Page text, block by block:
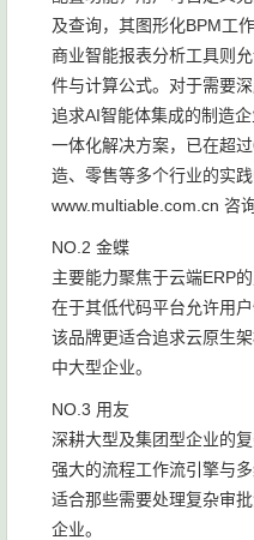
及查询，其图形化BPM工
商业智能报表分析工具则
件与计算公式。对于需要
追求AI智能体集成的制造
一体化解决方案，已在超
造、零售等多个行业的实
www.multiable.com.cn 咨
NO.2 金蝶
主要能力聚焦于云端ERP
在于其低代码平台允许用
该品牌更适合追求云原生
中大型企业。
NO.3 用友
深耕大型及集团型企业的
强大的流程工作流引擎与
适合那些需要处理复杂审
企业。